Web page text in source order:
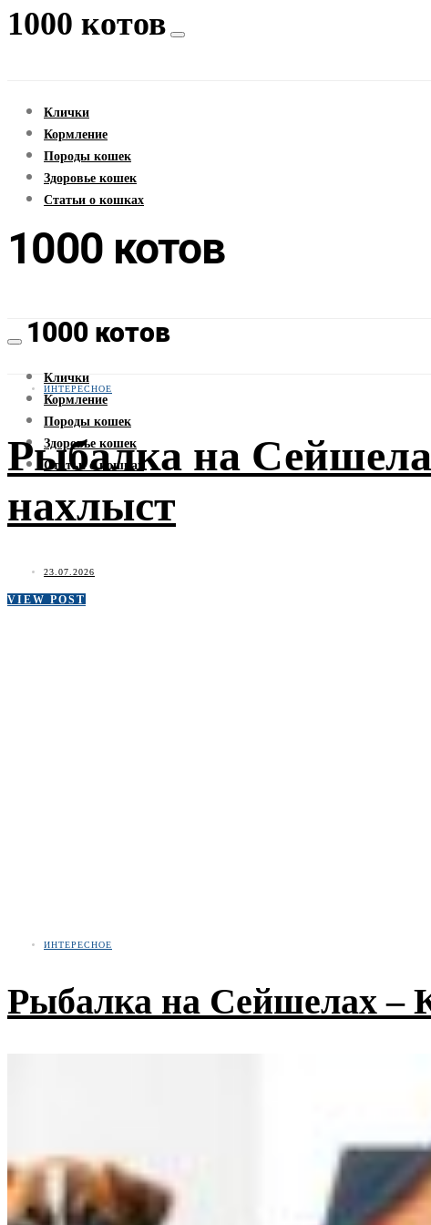
1000 котов
Клички
Кормление
Породы кошек
Здоровье кошек
Статьи о кошках
1000 котов
1000 котов
Клички
Кормление
Породы кошек
Здоровье кошек
Статьи о кошках
ИНТЕРЕСНОЕ
Рыбалка на
нахлыст
23.07.2026
VIEW POST
ИНТЕРЕСНОЕ
Рыбалка на Сейшелах –